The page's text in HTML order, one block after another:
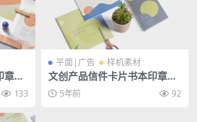
办
133
平面|广告 样机素材
文创产品信件卡片书本印章办
公用品psd样机
5年前 92